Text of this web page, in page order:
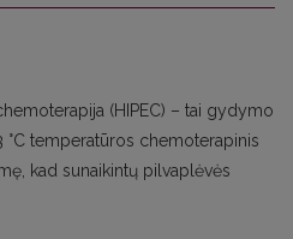
(HIPEC) – tai gydymo
°C temperatūros chemoterapinis
kad sunaikintų pilvaplėvės